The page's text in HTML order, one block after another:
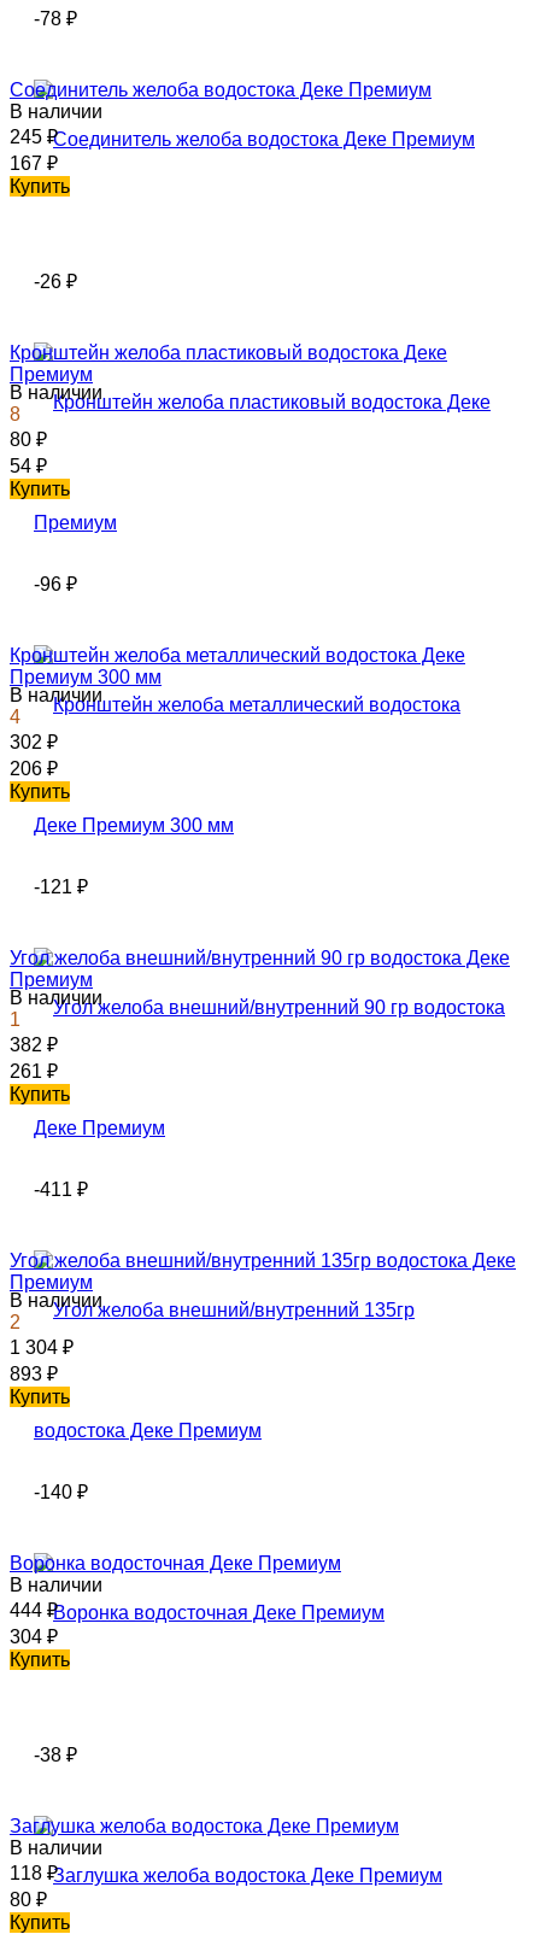
-78 ₽
Соединитель желоба водостока Деке Премиум
В наличии
245 ₽
167 ₽
Купить
-26 ₽
Кронштейн желоба пластиковый водостока Деке
Премиум
В наличии
8
80 ₽
54 ₽
Купить
-96 ₽
Кронштейн желоба металлический водостока Деке
Премиум 300 мм
В наличии
4
302 ₽
206 ₽
Купить
-121 ₽
Угол желоба внешний/внутренний 90 гр водостока Деке
Премиум
В наличии
1
382 ₽
261 ₽
Купить
-411 ₽
Угол желоба внешний/внутренний 135гр водостока Деке
Премиум
В наличии
2
1 304 ₽
893 ₽
Купить
-140 ₽
Воронка водосточная Деке Премиум
В наличии
444 ₽
304 ₽
Купить
-38 ₽
Заглушка желоба водостока Деке Премиум
В наличии
118 ₽
80 ₽
Купить